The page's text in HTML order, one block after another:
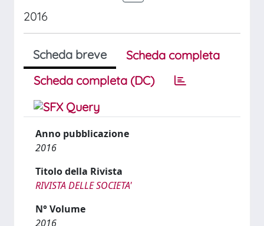
2016
Scheda breve
Scheda completa
Scheda completa (DC)
Anno pubblicazione
2016
Titolo della Rivista
RIVISTA DELLE SOCIETA'
N° Volume
2016